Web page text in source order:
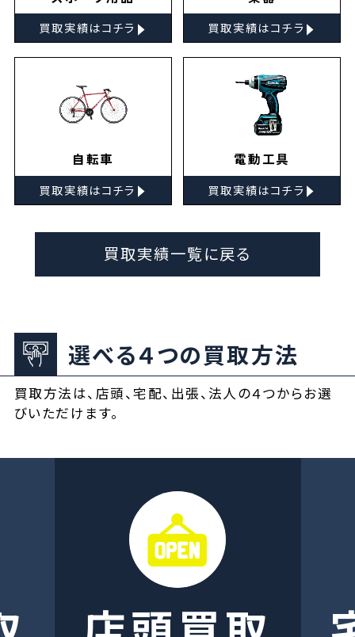
買取実績はコチラ ▸ 買取実績はコチラ ▸
自転車
買取実績はコチラ ▸
電動工具
買取実績はコチラ ▸
買取実績一覧に戻る
選べる４つの買取方法
買取方法は、店頭、宅配、出張、法人の４つからお選
びいただけます。